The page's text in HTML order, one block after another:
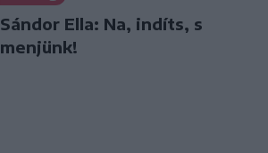
Sándor Ella: Na, indíts, s
menjünk!